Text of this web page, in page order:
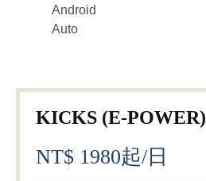
Android
Auto
KICKS (E-POWER)
NT$ 1980起/日